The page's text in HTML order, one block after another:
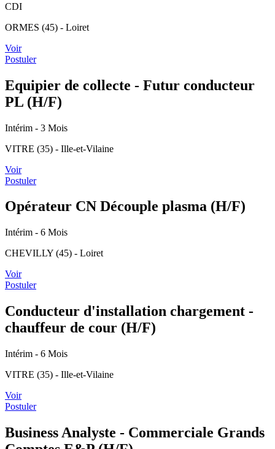
CDI
ORMES (45) - Loiret
Voir
Postuler
Equipier de collecte - Futur conducteur
PL (H/F)
Intérim - 3 Mois
VITRE (35) - Ille-et-Vilaine
Voir
Postuler
Opérateur CN Découple plasma (H/F)
Intérim - 6 Mois
CHEVILLY (45) - Loiret
Voir
Postuler
Conducteur d'installation chargement -
chauffeur de cour (H/F)
Intérim - 6 Mois
VITRE (35) - Ille-et-Vilaine
Voir
Postuler
Business Analyste - Commerciale Grands